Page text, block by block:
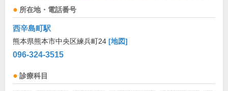
所在地・電話番号
西辛島町駅
熊本県熊本市中央区練兵町24 [地図]
096-324-3515
診療科目